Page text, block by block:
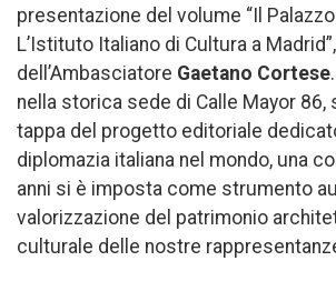
presentazione del volume “Il
L’Istituto Italiano di Cultura a
dell’Ambasciatore Gaetano Cortese
nella storica sede di Calle Mayor 86,
tappa del progetto editoriale
diplomazia italiana nel mondo, una
anni si è imposta come strumento
valorizzazione del patrimonio
culturale delle nostre